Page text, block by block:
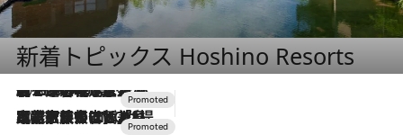
新着トピックス Hoshino Resorts
2026.8.7
【トンボの足水浴】ヒノキの香りに包まれて涼感マックス！約13℃の湧水かけ流しを避暑地「星野温泉 トンボの湯」で体験
2026.7.31
【ホテル帰省】という選択肢をOMOが提案。家族とほどよい距離を保つには「昼は実家、夜は気兼ねなくホテルで！」